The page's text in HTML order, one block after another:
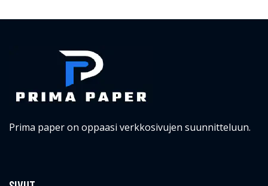
Prima paper on oppaasi verkkosivujen suunnitteluun.